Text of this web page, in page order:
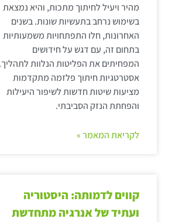
מהיר ויעיל לחיתוך מתכות, והיא נמצאת
בשימוש נרחב בתעשיות שונות. בשנים
האחרונות, חלו התפתחויות משמעותיות
בתחום זה, עם דגש על חידושים
המפחיתים את הפליטות הנלוות לתהליך.
אסטרטגיות חיתוך פלזמה מתקדמות
מציעות שיטות חדשות לשיפור היעילות
והפחתת הנזק הסביבתי.
לקריאת המאמר »
קווים לדמותה: היסטוריה
ועתיד של אנרגיה מתחדשת